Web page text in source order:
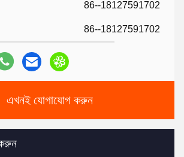
86--18127591702
86--18127591702
এখনই যোগাযোগ করুন